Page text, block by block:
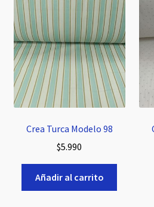
Crea Turca Modelo 98
$5.990
Añadir al carrito